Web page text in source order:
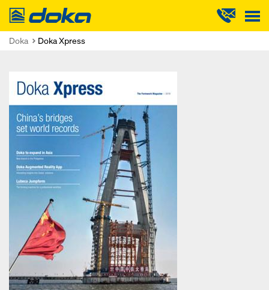
Doka
Doka Doka Xpress